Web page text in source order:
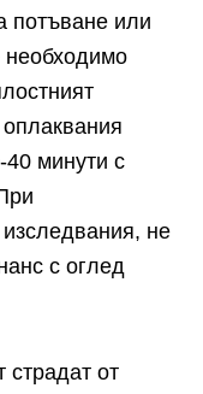
потъване или
минути с
не
с оглед
страдат от